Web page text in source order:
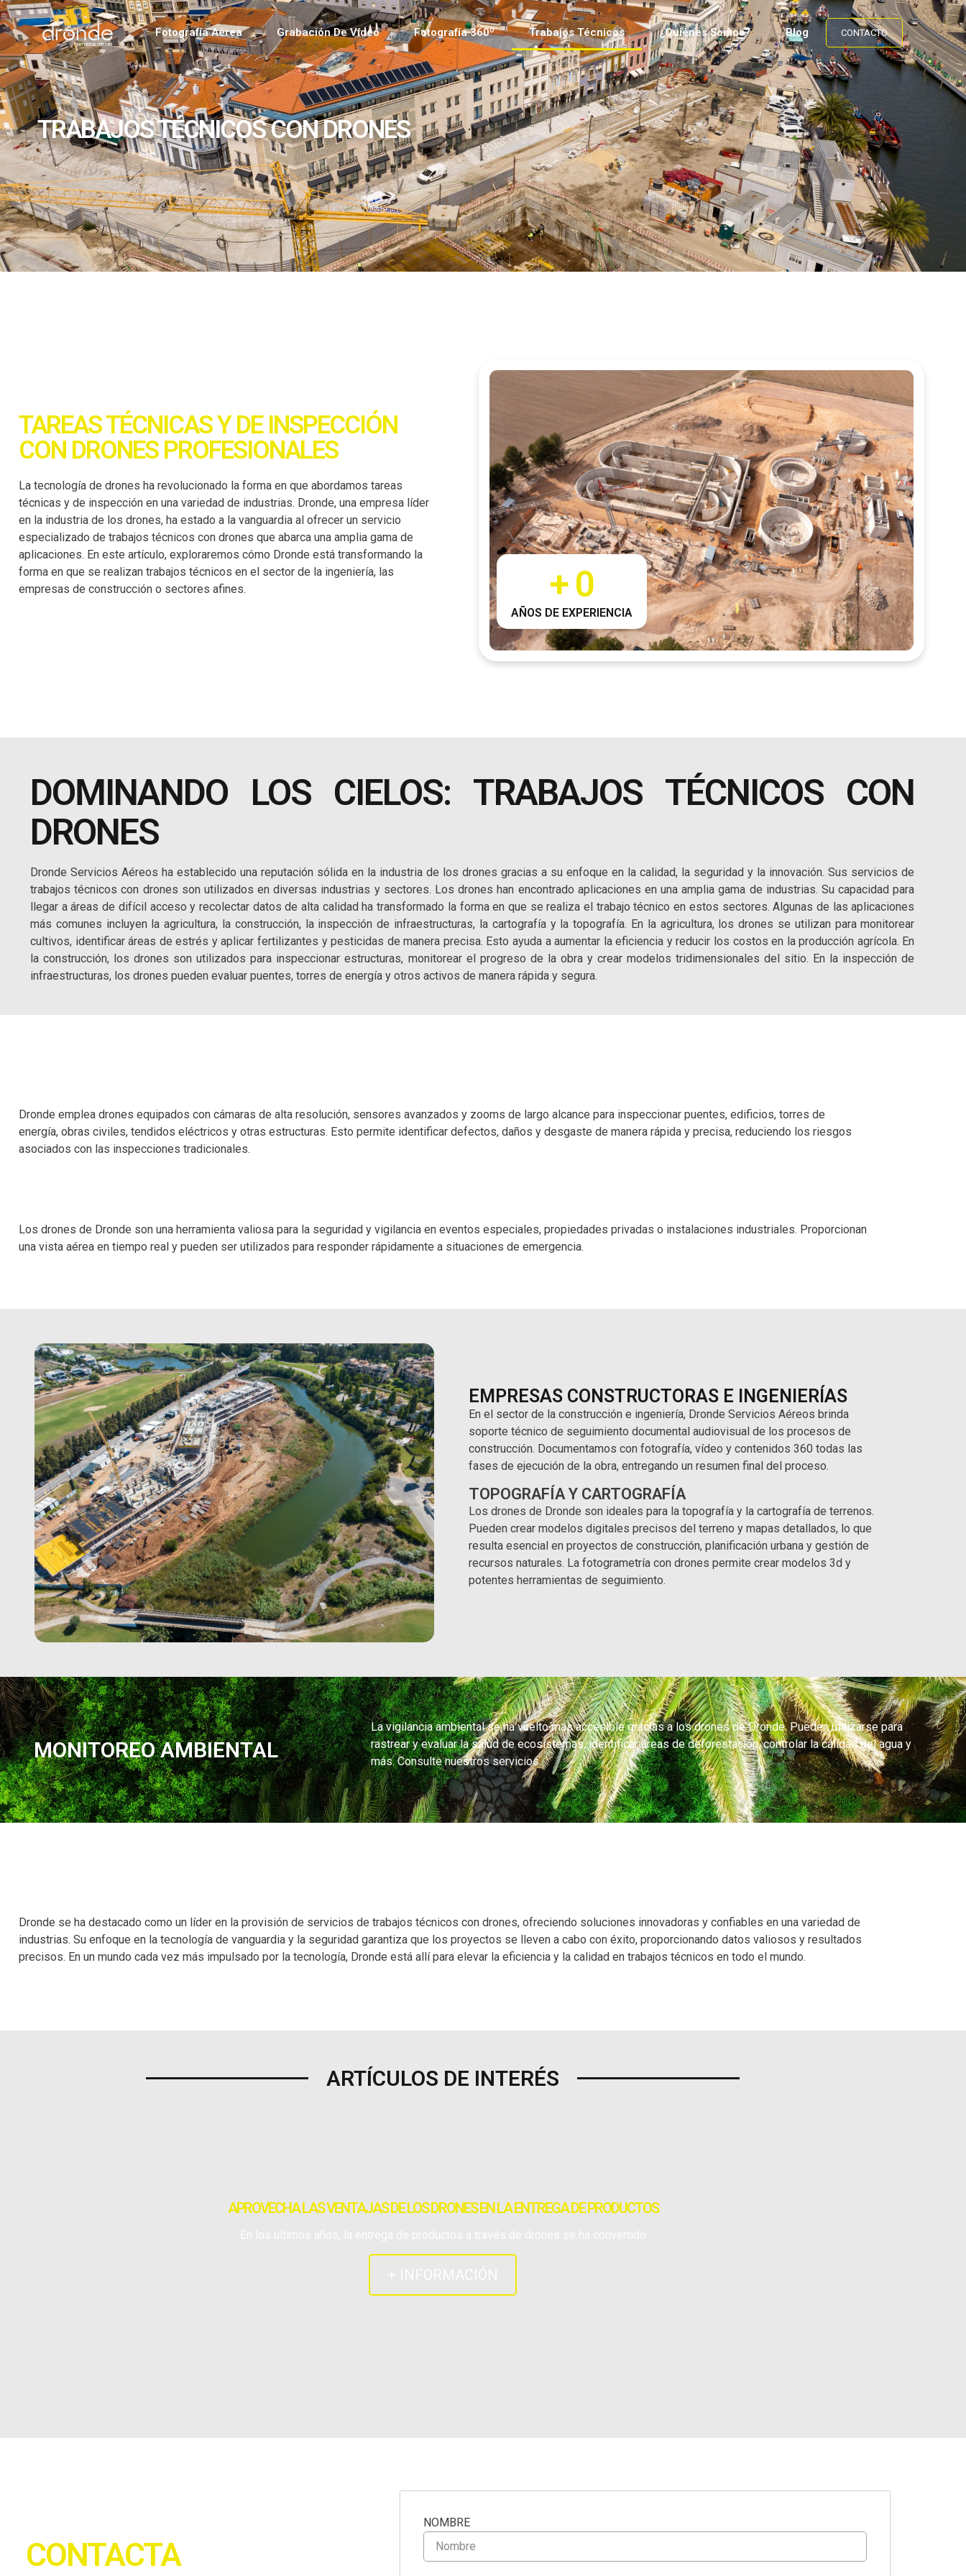
Fotografía Aérea Grabación De Vídeo Fotografía 360º Trabajos Técnicos ¿Quiénes Somos? Blog CONTACTO
TRABAJOS TÉCNICOS CON DRONES
TAREAS TÉCNICAS Y DE INSPECCIÓN
CON DRONES PROFESIONALES
La tecnología de drones ha revolucionado la forma en que abordamos tareas
técnicas y de inspección en una variedad de industrias. Dronde, una empresa líder
en la industria de los drones, ha estado a la vanguardia al ofrecer un servicio
especializado de trabajos técnicos con drones que abarca una amplia gama de
aplicaciones. En este artículo, exploraremos cómo Dronde está transformando la
forma en que se realizan trabajos técnicos en el sector de la ingeniería, las
empresas de construcción o sectores afines.
AÑOS DE EXPERIENCIA
+ 0
DOMINANDO LOS CIELOS: TRABAJOS TÉCNICOS CON
DRONES
Dronde Servicios Aéreos ha establecido una reputación sólida en la industria de los drones gracias a su enfoque en la calidad, la seguridad y la innovación. Sus servicios de
trabajos técnicos con drones son utilizados en diversas industrias y sectores. Los drones han encontrado aplicaciones en una amplia gama de industrias. Su capacidad para
llegar a áreas de difícil acceso y recolectar datos de alta calidad ha transformado la forma en que se realiza el trabajo técnico en estos sectores. Algunas de las aplicaciones
más comunes incluyen la agricultura, la construcción, la inspección de infraestructuras, la cartografía y la topografía. En la agricultura, los drones se utilizan para monitorear
cultivos, identificar áreas de estrés y aplicar fertilizantes y pesticidas de manera precisa. Esto ayuda a aumentar la eficiencia y reducir los costos en la producción agrícola. En
la construcción, los drones son utilizados para inspeccionar estructuras, monitorear el progreso de la obra y crear modelos tridimensionales del sitio. En la inspección de
infraestructuras, los drones pueden evaluar puentes, torres de energía y otros activos de manera rápida y segura.
Dronde emplea drones equipados con cámaras de alta resolución, sensores avanzados y zooms de largo alcance para inspeccionar puentes, edificios, torres de
energía, obras civiles, tendidos eléctricos y otras estructuras. Esto permite identificar defectos, daños y desgaste de manera rápida y precisa, reduciendo los riesgos
asociados con las inspecciones tradicionales.
Los drones de Dronde son una herramienta valiosa para la seguridad y vigilancia en eventos especiales, propiedades privadas o instalaciones industriales. Proporcionan
una vista aérea en tiempo real y pueden ser utilizados para responder rápidamente a situaciones de emergencia.
EMPRESAS CONSTRUCTORAS E INGENIERÍAS
En el sector de la construcción e ingeniería, Dronde Servicios Aéreos brinda
soporte técnico de seguimiento documental audiovisual de los procesos de
construcción. Documentamos con fotografía, vídeo y contenidos 360 todas las
fases de ejecución de la obra, entregando un resumen final del proceso.
TOPOGRAFÍA Y CARTOGRAFÍA
Los drones de Dronde son ideales para la topografía y la cartografía de terrenos.
Pueden crear modelos digitales precisos del terreno y mapas detallados, lo que
resulta esencial en proyectos de construcción, planificación urbana y gestión de
recursos naturales. La fotogrametría con drones permite crear modelos 3d y
potentes herramientas de seguimiento.
MONITOREO AMBIENTAL
La vigilancia ambiental se ha vuelto más accesible gracias a los drones de Dronde. Pueden utilizarse para
rastrear y evaluar la salud de ecosistemas, identificar áreas de deforestación, controlar la calidad del agua y
más. Consulte nuestros servicios.
Dronde se ha destacado como un líder en la provisión de servicios de trabajos técnicos con drones, ofreciendo soluciones innovadoras y confiables en una variedad de
industrias. Su enfoque en la tecnología de vanguardia y la seguridad garantiza que los proyectos se lleven a cabo con éxito, proporcionando datos valiosos y resultados
precisos. En un mundo cada vez más impulsado por la tecnología, Dronde está allí para elevar la eficiencia y la calidad en trabajos técnicos en todo el mundo.
ARTÍCULOS DE INTERÉS
APROVECHA LAS VENTAJAS DE LOS DRONES EN LA ENTREGA DE PRODUCTOS
CONTACTA
NOMBRE